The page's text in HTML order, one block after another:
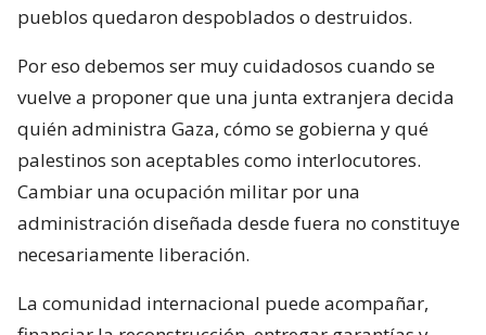
pueblos quedaron despoblados o destruidos.
Por eso debemos ser muy cuidadosos cuando se
vuelve a proponer que una junta extranjera decida
quién administra Gaza, cómo se gobierna y qué
palestinos son aceptables como interlocutores.
Cambiar una ocupación militar por una
administración diseñada desde fuera no constituye
necesariamente liberación.
La comunidad internacional puede acompañar,